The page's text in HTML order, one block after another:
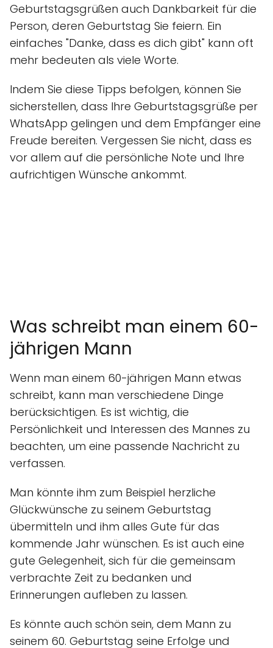
Geburtstagsgrüßen auch Dankbarkeit für die
Person, deren Geburtstag Sie feiern. Ein
einfaches "Danke, dass es dich gibt" kann oft
mehr bedeuten als viele Worte.
Indem Sie diese Tipps befolgen, können Sie
sicherstellen, dass Ihre Geburtstagsgrüße per
WhatsApp gelingen und dem Empfänger eine
Freude bereiten. Vergessen Sie nicht, dass es
vor allem auf die persönliche Note und Ihre
aufrichtigen Wünsche ankommt.
Was schreibt man einem 60-
jährigen Mann
Wenn man einem 60-jährigen Mann etwas
schreibt, kann man verschiedene Dinge
berücksichtigen. Es ist wichtig, die
Persönlichkeit und Interessen des Mannes zu
beachten, um eine passende Nachricht zu
verfassen.
Man könnte ihm zum Beispiel herzliche
Glückwünsche zu seinem Geburtstag
übermitteln und ihm alles Gute für das
kommende Jahr wünschen. Es ist auch eine
gute Gelegenheit, sich für die gemeinsam
verbrachte Zeit zu bedanken und
Erinnerungen aufleben zu lassen.
Es könnte auch schön sein, dem Mann zu
seinem 60. Geburtstag seine Erfolge und